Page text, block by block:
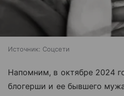
Источник: Соцсети
Напомним, в октябре 2024
блогерши и ее бывшего